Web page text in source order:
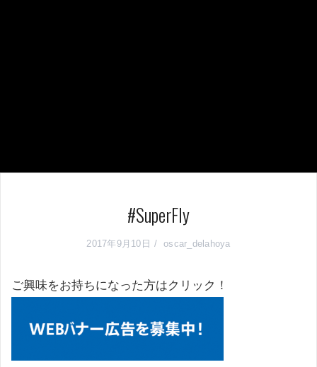
#SuperFly
2017年9月10日 oscar_delahoya
ご興味をお持ちになった方はクリック！